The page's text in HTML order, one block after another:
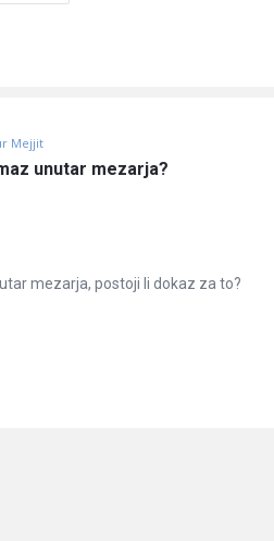
Mejjit
unutar mezarja?
mezarja, postoji li dokaz za to?